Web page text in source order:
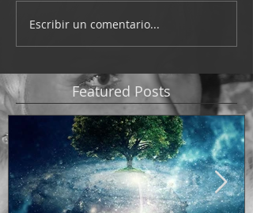
Escribir un comentario...
Featured Posts